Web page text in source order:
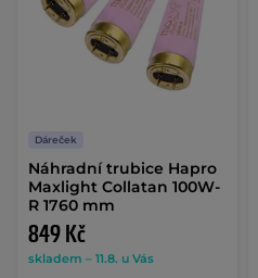
Dáreček
Náhradní trubice Hapro
Maxlight Collatan 100W-
R 1760 mm
849 Kč
skladem – 11.8. u Vás